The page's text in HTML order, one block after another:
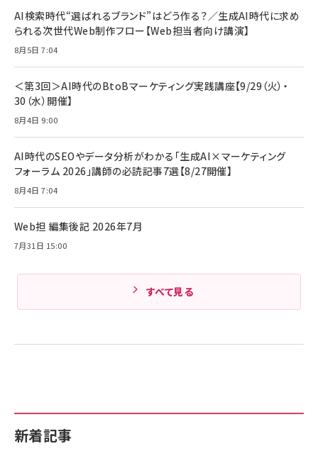
￥880
Amazonランキングをもっと見る
レイヤー
￥6,980
Anker Soundcore P31i (Bluetooth 6.1) 【完
全ワイヤレスイヤホン/アクティブノイズキャンセリ
ング/マルチポイント接続 / 最大50時間再生 / PSE
Anker PowerLine III Flow USB-C & USB-C
ケーブル Anker絡まないケーブル 240W 結束バン
ド付き USB PD対応 シリコン素材採用 iPhone
17 / 16 / 15 / Galaxy iPad Pro MacBook
Amazonランキングをもっと見る
17 / 16 / 15 / Galaxy iPad Pro MacBook
Pro/Air 各種対応 (1.8m ミッドナイトブラック)
￥1,890
キャンペーン】
￥4,857
新着記事
AI検索時代“選ばれるブランド”はどう作る？／生成AI時代に求め
られる次世代Web制作フロー【Web担当者向け講演】
8月5日 7:04
＜第3回＞AI時代のBtoBマーケティング実践講座【9/29（火）・
30（水）開催】
8月4日 9:00
AI時代のSEOやデータ分析がわかる「生成AI×マーケティング
フォーラム 2026」講師の必読記事7選【8/27開催】
8月4日 7:04
Web担 編集後記 2026年7月
7月31日 15:00
すべて見る